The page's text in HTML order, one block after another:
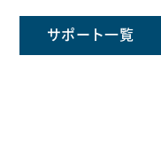
サポート一覧